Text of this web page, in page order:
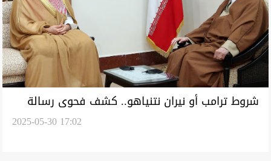
شروط ترامب أو نيران نتنياهو.. كشف فحوى رسالة
2025-05-30 17:02